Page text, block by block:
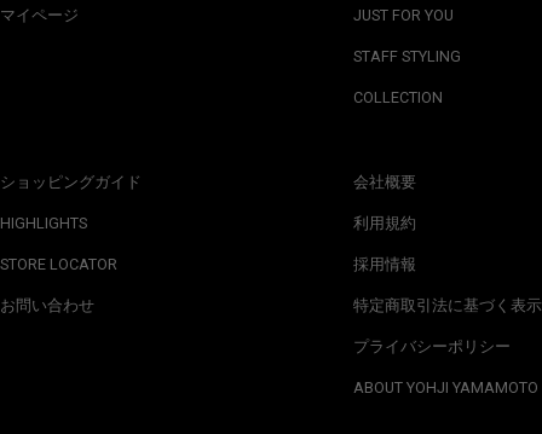
マイページ
ショッピングガイド
HIGHLIGHTS
STORE LOCATOR
お問い合わせ
JUST FOR YOU
STAFF STYLING
COLLECTION
会社概要
利用規約
採用情報
特定商取引法に基づく表示
プライバシーポリシー
ABOUT YOHJI YAMAMOTO